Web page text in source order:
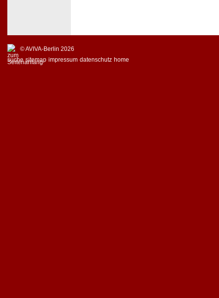
© AVIVA-Berlin 2026
suche sitemap impressum datenschutz home